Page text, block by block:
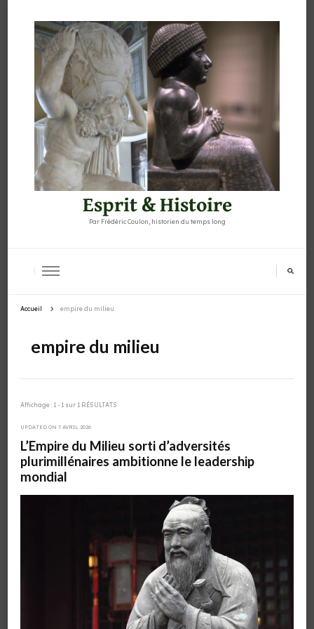
Esprit & Histoire
Par Frédéric Coulon, historien du temps long
Accueil empire du milieu
empire du milieu
Affichage : 1 - 1 sur 1 RÉSULTATS
UPDATED ON 7 AVRIL 2026
L’Empire du Milieu sorti d’adversités
plurimillénaires ambitionne le leadership
mondial